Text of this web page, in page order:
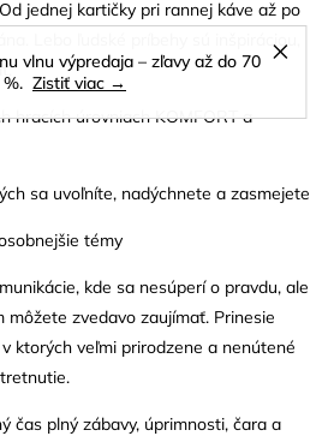
vlnu výpredaja – zľavy až do 70
%. Zistiť viac →
jednej kartičky pri rannej káve až po
Lebo ľudské príbehy sú inšpiráciou,
hracích úrovniach KOMFORT a
sa uvoľníte, nadýchnete a zasmejete
témy
kde sa nesúperí o pravdu, ale
môžete zvedavo zaujímať. Prinesie
ktorých veľmi prirodzene a nenútené
čas plný zábavy, úprimnosti, čara a